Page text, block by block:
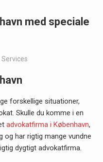
med speciale
Services
forskellige situationer,
Skulle du komme i en
advokatfirma i København,
og har rigtig mange vundne
dygtigt advokatfirma.